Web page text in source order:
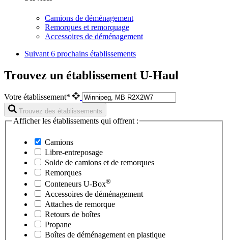
Camions de déménagement
Remorques et remorquage
Accessoires de déménagement
Suivant 6 prochains établissements
Trouvez un établissement U-Haul
Votre établissement*
Trouvez des établissements
Afficher les établissements qui offrent :
Camions
Libre-entreposage
Solde de camions et de remorques
Remorques
Conteneurs U-Box®
Accessoires de déménagement
Attaches de remorque
Retours de boîtes
Propane
Boîtes de déménagement en plastique